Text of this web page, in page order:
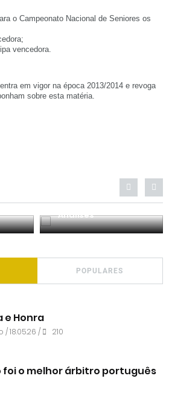
o Campeonato Nacional de Seniores os
vencedora.
em vigor na época 2013/2014 e revoga
sobre esta matéria.
Análises
POPULARES
e Honra
/ 18.05.26 / 210
foi o melhor árbitro português